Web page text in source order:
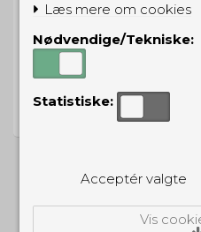
Vi har
Læs mere om cookies
Nødvendige/Tekniske:
Statistiske:
Acceptér valgte
Vis